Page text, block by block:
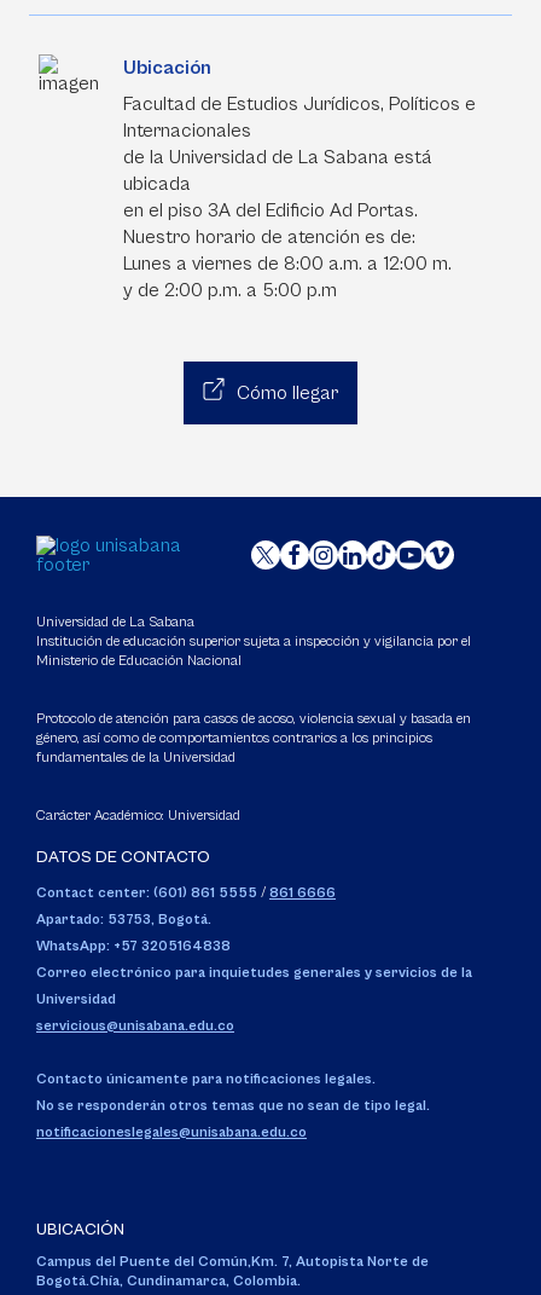
Ubicación
Facultad de Estudios Jurídicos, Políticos e
Internacionales
de la Universidad de La Sabana está
ubicada
en el piso 3A del Edificio Ad Portas.
Nuestro horario de atención es de:
Lunes a viernes de 8:00 a.m. a 12:00 m.
y de 2:00 p.m. a 5:00 p.m
Cómo llegar
Universidad de La Sabana
Institución de educación superior sujeta a inspección y vigilancia por el
Ministerio de Educación Nacional
Protocolo de atención para casos de acoso, violencia sexual y basada en
género, así como de comportamientos contrarios a los principios
fundamentales de la Universidad
Carácter Académico: Universidad
DATOS DE CONTACTO
Contact center: (601) 861 5555 / 861 6666
Apartado: 53753, Bogotá.
WhatsApp: +57 3205164838
Correo electrónico para inquietudes generales y servicios de la
Universidad
servicious@unisabana.edu.co
Contacto únicamente para notificaciones legales.
No se responderán otros temas que no sean de tipo legal.
notificacioneslegales@unisabana.edu.co
UBICACIÓN
Campus del Puente del Común,Km. 7, Autopista Norte de
Bogotá.Chía, Cundinamarca, Colombia.